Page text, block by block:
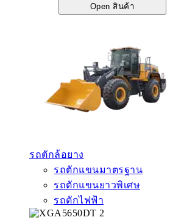
Open สินค้า
รถตักล้อยาง
รถตักแขนมาตรฐาน
รถตักแขนยาวพิเศษ
รถตักไฟฟ้า